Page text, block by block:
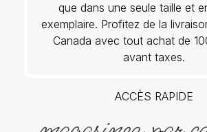
que dans une seule taille et
exemplaire. Profitez de la
Canada avec tout achat de
avant taxes.
ACCÈS RAPIDE